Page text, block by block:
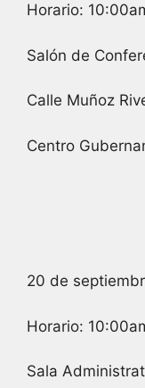
Horario:
Salón de
Calle Muñoz
Centro
20 de
Horario:
Sala